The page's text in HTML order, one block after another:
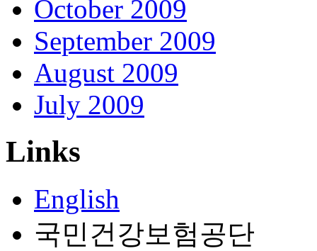
October 2009
September 2009
August 2009
July 2009
Links
English
국민건강보험공단